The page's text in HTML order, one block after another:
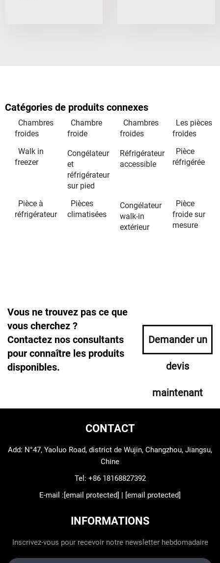
Catégories de produits connexes
Chambres
froides
Chambre
froide
Chambres
froides
Les pièces
froides
Walk in
freezer
Congélateur
et
réfrigérateur
sur pied
Réfrigérateur
accessible
Pièce
réfrigérée
Pièce à
réfrigérateur
Pièces
climatisées
Congélateur
walk-in
extérieur
Pièce
froide sur
mesure
Vous ne trouvez pas ce que
vous cherchez ?
Contactez nos consultants
pour connaître les produits
disponibles.
Demander un
devis
maintenant
CONTACT
Add: N°47, Yaoluo Road, district de Wujin, Changzhou, Jiangsu,
Chine
Tel: +86 18168827392
E-mail : [email protected] [email protected]
INFORMATIONS
Inscrivez-vous pour recevoir notre newsletter hebdomadaire